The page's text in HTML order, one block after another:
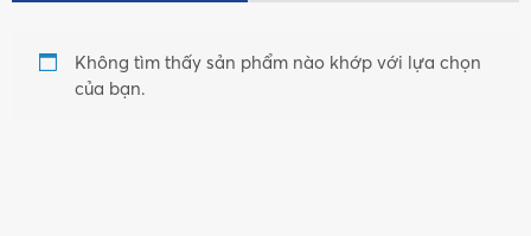
Không tìm thấy sản phẩm nào khớp với lựa chọn
của bạn.